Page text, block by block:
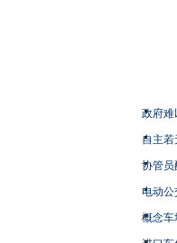
政府难
自主
协管员
电动
概念车